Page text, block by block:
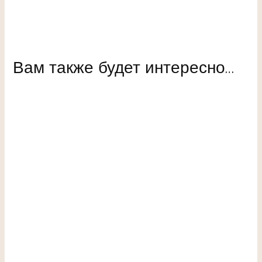
Вам также будет интересно…